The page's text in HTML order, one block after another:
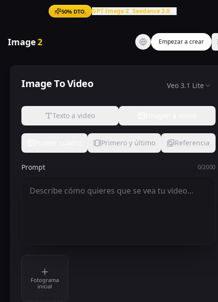
50% DTO. GPT Image 2 Seedance 2.0
Image2 Empezar a crear
Image To Video Veo 3.1 Lite
Texto a video
Primero y último Referencia
Prompt 0/2000
Fotograma
inicial